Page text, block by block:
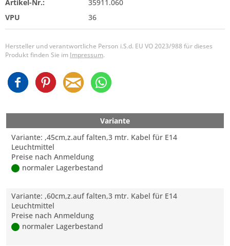
Artikel-Nr.:
35911.060
VPU
36
Hersteller und verantwortliche Person i.S.d. EU VO 2023/988 für dieses
Produkt finden Sie im Impressum.
Variante
Variante: ,45cm,z.auf falten,3 mtr. Kabel für E14
Leuchtmittel
Preise nach Anmeldung
normaler Lagerbestand
Variante: ,60cm,z.auf falten,3 mtr. Kabel für E14
Leuchtmittel
Preise nach Anmeldung
normaler Lagerbestand